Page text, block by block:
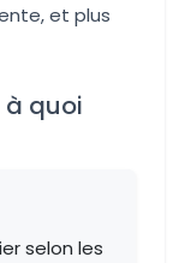
et plus
à quoi
selon les